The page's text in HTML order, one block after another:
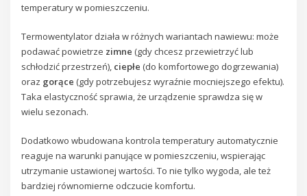
temperatury w pomieszczeniu.
Termowentylator działa w różnych wariantach nawiewu: może
podawać powietrze zimne (gdy chcesz przewietrzyć lub
schłodzić przestrzeń), ciepłe (do komfortowego dogrzewania)
oraz gorące (gdy potrzebujesz wyraźnie mocniejszego efektu).
Taka elastyczność sprawia, że urządzenie sprawdza się w
wielu sezonach.
Dodatkowo wbudowana kontrola temperatury automatycznie
reaguje na warunki panujące w pomieszczeniu, wspierając
utrzymanie ustawionej wartości. To nie tylko wygoda, ale też
bardziej równomierne odczucie komfortu.